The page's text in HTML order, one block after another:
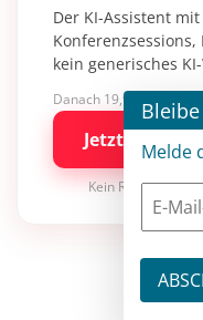
Der KI-Assistent
kein generisches
Danach 19,90 €/Monat
Jetzt
Kein Risiko ·
Melde